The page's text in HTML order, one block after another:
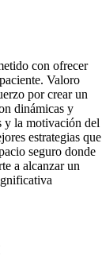
con ofrecer
Valoro
por crear un
dinámicas y
y la motivación del
estrategias que
seguro donde
a alcanzar un